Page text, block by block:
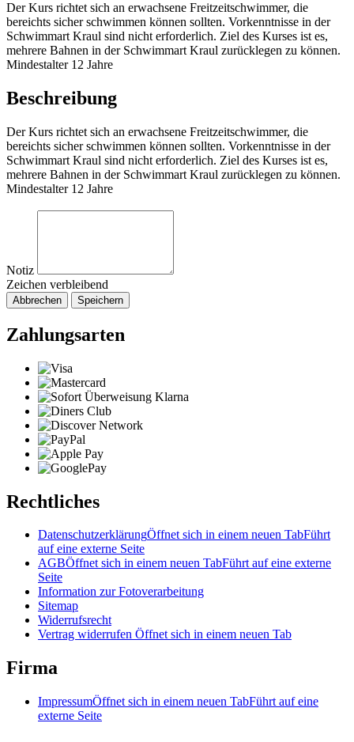
Der Kurs richtet sich an erwachsene Freitzeitschwimmer, die
bereichts sicher schwimmen können sollten. Vorkenntnisse in der
Schwimmart Kraul sind nicht erforderlich. Ziel des Kurses ist es,
mehrere Bahnen in der Schwimmart Kraul zurücklegen zu können.
Mindestalter 12 Jahre
Beschreibung
Der Kurs richtet sich an erwachsene Freitzeitschwimmer, die
bereichts sicher schwimmen können sollten. Vorkenntnisse in der
Schwimmart Kraul sind nicht erforderlich. Ziel des Kurses ist es,
mehrere Bahnen in der Schwimmart Kraul zurücklegen zu können.
Mindestalter 12 Jahre
Notiz
Zeichen verbleibend
Abbrechen Speichern
Zahlungsarten
Rechtliches
DatenschutzerklärungÖffnet sich in einem neuen TabFührt
auf eine externe Seite
AGBÖffnet sich in einem neuen TabFührt auf eine externe
Seite
Information zur Fotoverarbeitung
Sitemap
Widerrufsrecht
Vertrag widerrufen Öffnet sich in einem neuen Tab
Firma
ImpressumÖffnet sich in einem neuen TabFührt auf eine
externe Seite